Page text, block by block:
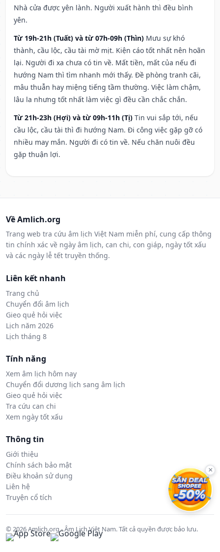
Nhà cửa được yên lành. Người xuất hành thì đều bình
yên.
Từ 19h-21h (Tuất) và từ 07h-09h (Thìn) Mưu sự khó
thành, cầu lộc, cầu tài mờ mịt. Kiện cáo tốt nhất nên hoãn
lại. Người đi xa chưa có tin về. Mất tiền, mất của nếu đi
hướng Nam thì tìm nhanh mới thấy. Đề phòng tranh cãi,
mâu thuẫn hay miệng tiếng tầm thường. Việc làm chậm,
lâu la nhưng tốt nhất làm việc gì đều cần chắc chắn.
Từ 21h-23h (Hợi) và từ 09h-11h (Tị) Tin vui sắp tới, nếu
cầu lộc, cầu tài thì đi hướng Nam. Đi công việc gặp gỡ có
nhiều may mắn. Người đi có tin về. Nếu chăn nuôi đều
gặp thuận lợi.
Về Amlich.org
Trang web tra cứu âm lịch Việt Nam miễn phí, cung cấp thông
tin chính xác về ngày âm lịch, can chi, con giáp, ngày tốt xấu
và các ngày lễ tết truyền thống.
Liên kết nhanh
Trang chủ
Chuyển đổi âm lịch
Gieo quẻ hỏi việc
Lịch năm 2026
Lịch tháng 8
Tính năng
Xem âm lịch hôm nay
Chuyển đổi dương lịch sang âm lịch
Gieo quẻ hỏi việc
Tra cứu can chi
Xem ngày tốt xấu
Thông tin
Giới thiệu
Chính sách bảo mật
Điều khoản sử dụng
Liên hệ
Truyện cổ tích
© 2026 Amlich.org - Âm Lịch Việt Nam. Tất cả quyền được bảo lưu.
×